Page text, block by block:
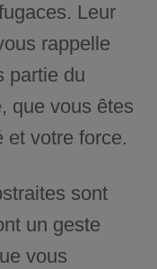
Leur
rappelle
partie du
que vous êtes
et votre force.
sont
un geste
vous